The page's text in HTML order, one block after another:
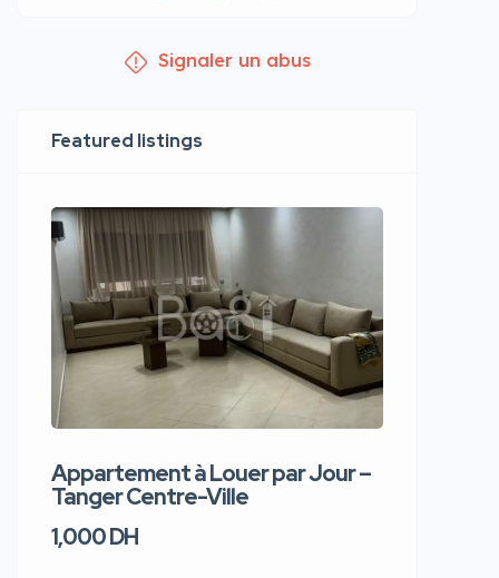
Signaler un abus
Featured listings
Appartement à Louer par Jour –
Tanger Centre-Ville
1,000 DH